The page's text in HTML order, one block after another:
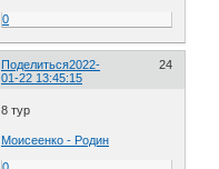
0
Поделиться 24
2022-
01-22 13:45:15
8 тур
Моисеенко - Родин